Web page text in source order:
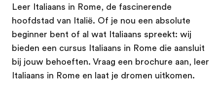
Wie wij zijn
Careers
Kom bij ons team
Leer Italiaans in Rome, de fascinerende
hoofdstad van Italië. Of je nou een absolute
beginner bent of al wat Italiaans spreekt: wij
bieden een cursus Italiaans in Rome die aansluit
bij jouw behoeften. Vraag een brochure aan, leer
Italiaans in Rome en laat je dromen uitkomen.